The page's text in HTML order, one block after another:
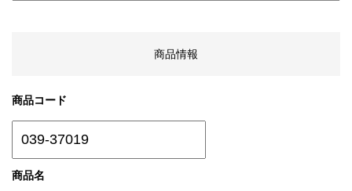
商品情報
商品コード
商品名